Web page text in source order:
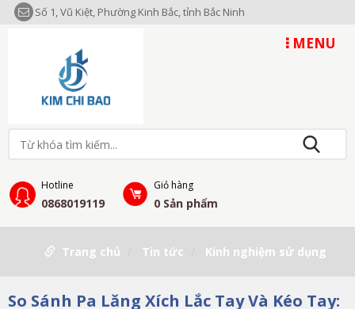
Số 1, Vũ Kiệt, Phường Kinh Bắc, tỉnh Bắc Ninh
MENU
Hotline
0868019119
Giỏ hàng
0 Sản phẩm
Trang chủ Tin tức Kinh nghiệm sử dụng
So Sánh Pa Lăng Xích Lắc Tay Và Kéo Tay: